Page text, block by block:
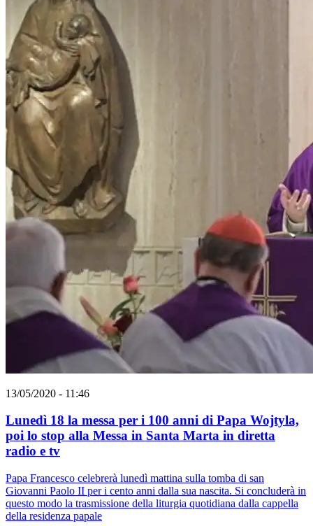
13/05/2020 - 11:46
Lunedì 18 la messa per i 100 anni di Papa Wojtyla,
poi lo stop alla Messa in Santa Marta in diretta
radio e tv
Papa Francesco celebrerà lunedì mattina sulla tomba di san
Giovanni Paolo II per i cento anni dalla sua nascita. Si concluderà in
questo modo la trasmissione della liturgia quotidiana dalla cappella
della residenza papale